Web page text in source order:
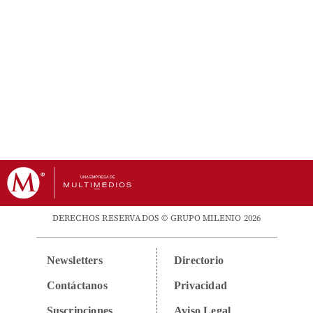
DERECHOS RESERVADOS © GRUPO MILENIO 2026
Newsletters
Contáctanos
Suscripciones
Directorio
Privacidad
Aviso Legal